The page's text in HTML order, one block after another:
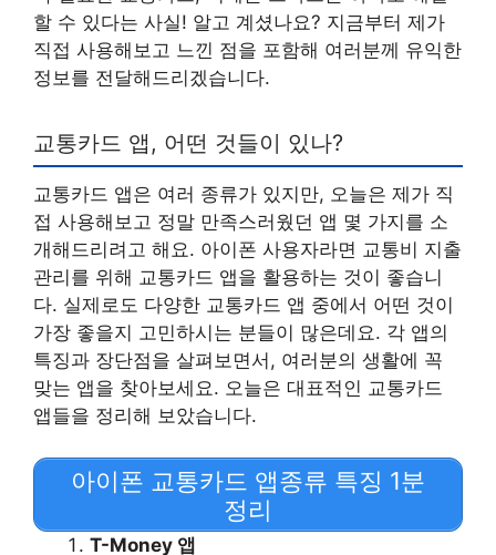
할 수 있다는 사실! 알고 계셨나요? 지금부터 제가
직접 사용해보고 느낀 점을 포함해 여러분께 유익한
정보를 전달해드리겠습니다.
교통카드 앱, 어떤 것들이 있나?
교통카드 앱은 여러 종류가 있지만, 오늘은 제가 직
접 사용해보고 정말 만족스러웠던 앱 몇 가지를 소
개해드리려고 해요. 아이폰 사용자라면 교통비 지출
관리를 위해 교통카드 앱을 활용하는 것이 좋습니
다. 실제로도 다양한 교통카드 앱 중에서 어떤 것이
가장 좋을지 고민하시는 분들이 많은데요. 각 앱의
특징과 장단점을 살펴보면서, 여러분의 생활에 꼭
맞는 앱을 찾아보세요. 오늘은 대표적인 교통카드
앱들을 정리해 보았습니다.
아이폰 교통카드 앱종류 특징 1분
정리
T-Money 앱